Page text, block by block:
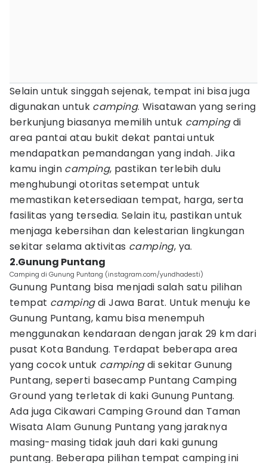
Selain untuk singgah sejenak, tempat ini bisa juga
digunakan untuk camping. Wisatawan yang sering
berkunjung biasanya memilih untuk campingdi
area pantai atau bukit dekat pantai untuk
mendapatkan pemandangan yang indah. Jika
kamu ingin camping, pastikan terlebih dulu
menghubungi otoritas setempat untuk
memastikan ketersediaan tempat, harga, serta
fasilitas yang tersedia. Selain itu, pastikan untuk
menjaga kebersihan dan kelestarian lingkungan
sekitar selama aktivitas camping, ya.
2.Gunung Puntang
Camping di Gunung Puntang (instagram.com/yundhadesti)
Gunung Puntang bisa menjadi salah satu pilihan
tempat campingdi Jawa Barat. Untuk menuju ke
Gunung Puntang, kamu bisa menempuh
menggunakan kendaraan dengan jarak 29 km dari
pusat Kota Bandung. Terdapat beberapa area
yang cocok untuk campingdi sekitar Gunung
Puntang, seperti basecamp Puntang Camping
Ground yang terletak di kaki Gunung Puntang.
Ada juga Cikawari Camping Ground dan Taman
Wisata Alam Gunung Puntang yang jaraknya
masing-masing tidak jauh dari kaki gunung
puntang. Beberapa pilihan tempat camping ini